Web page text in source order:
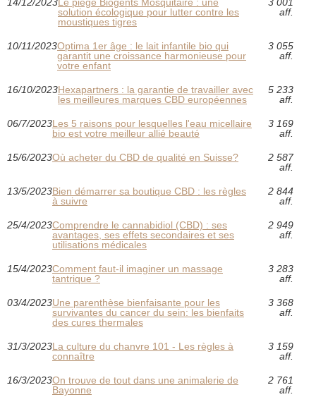
14/12/2023Le piège Biogents Mosquitaire : une
solution écologique pour lutter contre les
moustiques tigres
3 001
aff.
10/11/2023Optima 1er âge : le lait infantile bio qui
garantit une croissance harmonieuse pour
votre enfant
3 055
aff.
16/10/2023Hexapartners : la garantie de travailler avec
les meilleures marques CBD européennes
5 233
aff.
06/7/2023Les 5 raisons pour lesquelles l'eau micellaire
bio est votre meilleur allié beauté
3 169
aff.
15/6/2023Où acheter du CBD de qualité en Suisse?
2 587
aff.
13/5/2023Bien démarrer sa boutique CBD : les règles
à suivre
2 844
aff.
25/4/2023Comprendre le cannabidiol (CBD) : ses
avantages, ses effets secondaires et ses
utilisations médicales
2 949
aff.
15/4/2023Comment faut-il imaginer un massage
tantrique ?
3 283
aff.
03/4/2023Une parenthèse bienfaisante pour les
survivantes du cancer du sein: les bienfaits
des cures thermales
3 368
aff.
31/3/2023La culture du chanvre 101 - Les règles à
connaître
3 159
aff.
16/3/2023On trouve de tout dans une animalerie de
Bayonne
2 761
aff.